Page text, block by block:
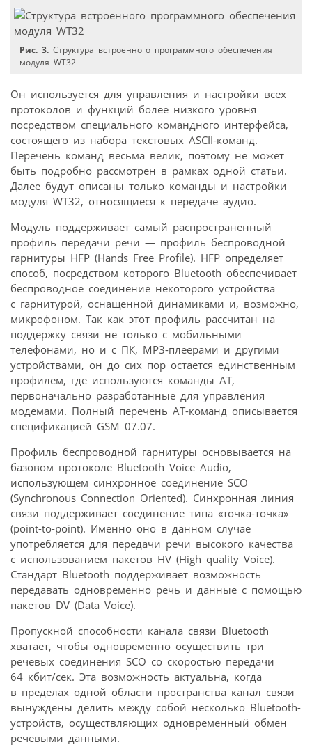
Рис. 3. Структура встроенного программного обеспечения
модуля WT32
Он используется для управления и настройки всех
протоколов и функций более низкого уровня
посредством специального командного интерфейса,
состоящего из набора текстовых ASCII-команд.
Перечень команд весьма велик, поэтому не может
быть подробно рассмотрен в рамках одной статьи.
Далее будут описаны только команды и настройки
модуля WT32, относящиеся к передаче аудио.
Модуль поддерживает самый распространенный
профиль передачи речи — профиль беспроводной
гарнитуры HFP (Hands Free Profile). HFP определяет
способ, посредством которого Bluetooth обеспечивает
беспроводное соединение некоторого устройства
с гарнитурой, оснащенной динамиками и, возможно,
микрофоном. Так как этот профиль рассчитан на
поддержку связи не только с мобильными
телефонами, но и с ПК, MP3-плеерами и другими
устройствами, он до сих пор остается единственным
профилем, где используются команды AT,
первоначально разработанные для управления
модемами. Полный перечень АТ-команд описывается
спецификацией GSM 07.07.
Профиль беспроводной гарнитуры основывается на
базовом протоколе Bluetooth Voice Audio,
использующем синхронное соединение SCO
(Synchronous Connection Oriented). Синхронная линия
связи поддерживает соединение типа «точка-точка»
(point-to-point). Именно оно в данном случае
употребляется для передачи речи высокого качества
с использованием пакетов HV (High quality Voice).
Стандарт Bluetooth поддерживает возможность
передавать одновременно речь и данные с помощью
пакетов DV (Data Voice).
Пропускной способности канала связи Bluetooth
хватает, чтобы одновременно осуществить три
речевых соединения SCO со скоростью передачи
64 кбит/сек. Эта возможность актуальна, когда
в пределах одной области пространства канал связи
вынуждены делить между собой несколько Bluetooth-
устройств, осуществляющих одновременный обмен
речевыми данными.